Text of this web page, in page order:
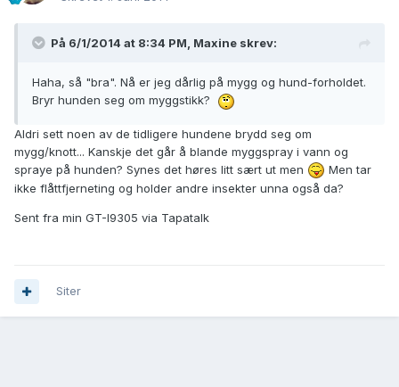
På 6/1/2014 at 8:34 PM, Maxine skrev:
Haha, så "bra". Nå er jeg dårlig på mygg og hund-forholdet.
Bryr hunden seg om myggstikk?
Aldri sett noen av de tidligere hundene brydd seg om
mygg/knott... Kanskje det går å blande myggspray i vann og
spraye på hunden? Synes det høres litt sært ut men
Men tar
ikke flåttfjerneting og holder andre insekter unna også da?
Sent fra min GT-I9305 via Tapatalk
Siter